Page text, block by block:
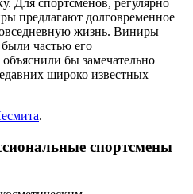
предлагают долговременное
жизнь. Виниры
частью его
бы замечательно
широко известных
.
спортсмены